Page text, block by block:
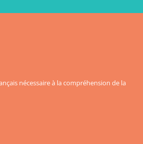
nécessaire à la compréhension de la